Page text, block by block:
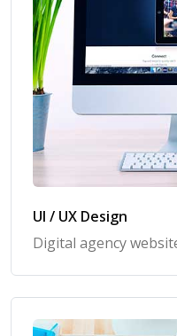
UI / UX Design
Digital agency